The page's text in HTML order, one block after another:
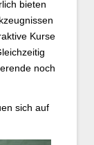
bieten
Kurse
noch
sich auf